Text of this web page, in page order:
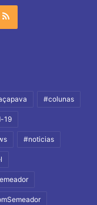
#colunas
19
#noticias